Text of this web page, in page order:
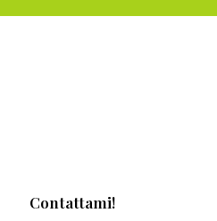
Contattami!